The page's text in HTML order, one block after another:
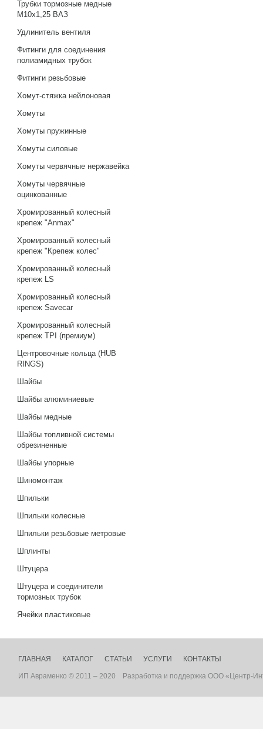
Трубки тормозные медные
М10х1,25 ВАЗ
Удлинитель вентиля
Фитинги для соединения
полиамидных трубок
Фитинги резьбовые
Хомут-стяжка нейлоновая
Хомуты
Хомуты пружинные
Хомуты силовые
Хомуты червячные нержавейка
Хомуты червячные
оцинкованные
Хромированный колесный
крепеж "Anmax"
Хромированный колесный
крепеж "Крепеж колес"
Хромированный колесный
крепеж LS
Хромированный колесный
крепеж Savecar
Хромированный колесный
крепеж TPI (премиум)
Центровочные кольца (HUB
RINGS)
Шайбы
Шайбы алюминиевые
Шайбы медные
Шайбы топливной системы
обрезиненные
Шайбы упорные
Шиномонтаж
Шпильки
Шпильки колесные
Шпильки резьбовые метровые
Шплинты
Штуцера
Штуцера и соединители
тормозных трубок
Ячейки пластиковые
ГЛАВНАЯ КАТАЛОГ СТАТЬИ УСЛУГИ КОНТАКТЫ
ИП Авраменко © 2011 – 2020 Разработка и поддержка ООО «Центр-